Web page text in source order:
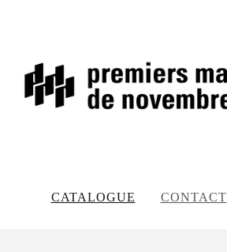
CATALOGUE CONTACT